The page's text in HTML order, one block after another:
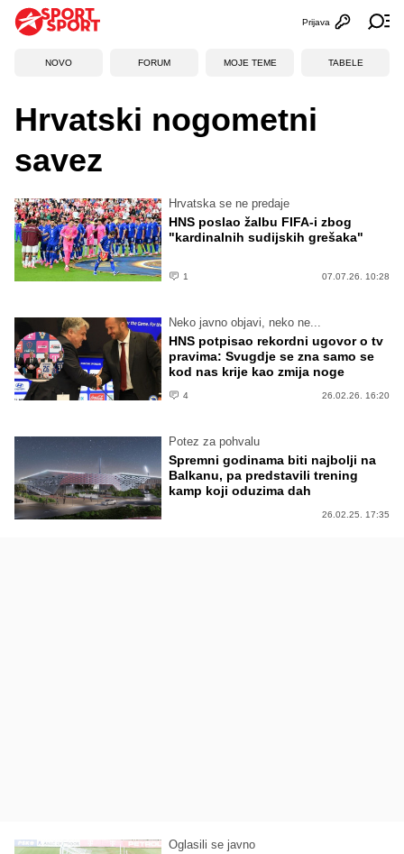
Otvori
Prijava
NOVO FORUM MOJE TEME TABELE
Hrvatski nogometni
savez
Hrvatska se ne predaje
HNS poslao žalbu FIFA-i zbog
"kardinalnih sudijskih grešaka"
1 07.07.26. 10:28
Neko javno objavi, neko ne...
HNS potpisao rekordni ugovor o tv
pravima: Svugdje se zna samo se
kod nas krije kao zmija noge
4 26.02.26. 16:20
Potez za pohvalu
Spremni godinama biti najbolji na
Balkanu, pa predstavili trening
kamp koji oduzima dah
26.02.25. 17:35
Oglasili se javno